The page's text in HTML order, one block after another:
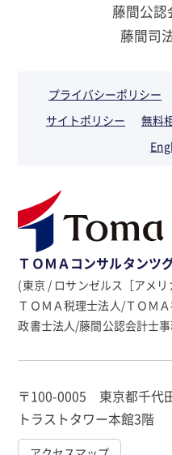
藤間公認
藤間司
プライバシーポリシー
サイトポリシー
無料
ＴＯＭＡコンサルタンツ
(東京 / ロサンゼルス［アメリ
ＴＯＭＡ税理士法人/ＴＯＭ
政書士法人/藤間公認会計士
〒100-0005 東京都千代
トラストタワー本館3階